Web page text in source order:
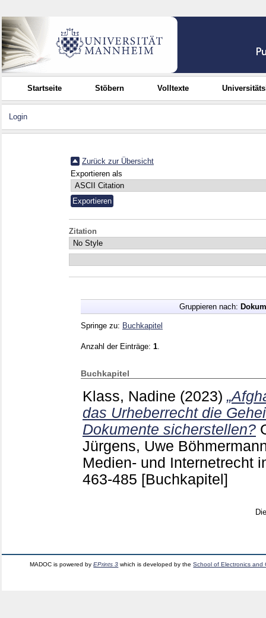
Startseite Stöbern Volltexte
Login
Zurück zur Übersicht
Exportieren als
Zitation
Gruppieren nach:
Springe zu: Buchkapitel
Anzahl der Einträge: 1
Buchkapitel
Klass, Nadine (2023)
das Urheberrecht die
Dokumente sicherstellen?
Jürgens, Uwe
Medien- und Internetrecht
463-485 [Buchkapitel]
MADOC is powered byEPrints 3 which is developed by theSchool of Electronics and